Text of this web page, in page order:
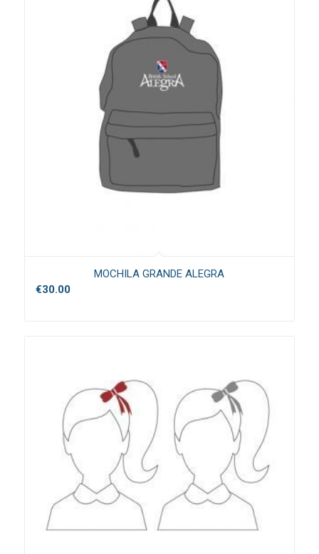
MOCHILA GRANDE ALEGRA
€30.00